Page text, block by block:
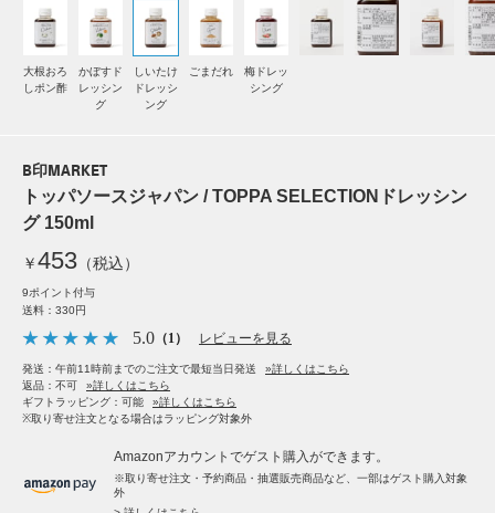
大根おろ
しポン酢
かぼすド
レッシン
グ
しいたけ
ドレッシ
ング
ごまだれ
梅ドレッ
シング
B印MARKET
トッパソースジャパン / TOPPA SELECTIONドレッシン
グ 150ml
￥453 （税込）
9ポイント付与
送料：330円
5.0 （1） レビューを見る
発送：午前11時前までのご注文で最短当日発送
»詳しくはこちら
返品：不可
»詳しくはこちら
ギフトラッピング：可能
»詳しくはこちら
※取り寄せ注文となる場合はラッピング対象外
Amazonアカウントでゲスト購入ができます。
※取り寄せ注文・予約商品・抽選販売商品など、一部はゲスト購入対象
外